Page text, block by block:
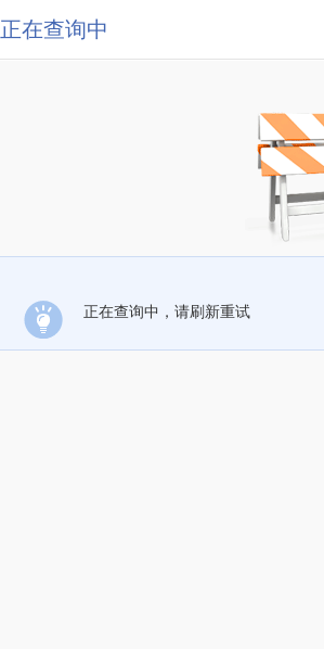
正在查询中
正在查询中，请刷新重试